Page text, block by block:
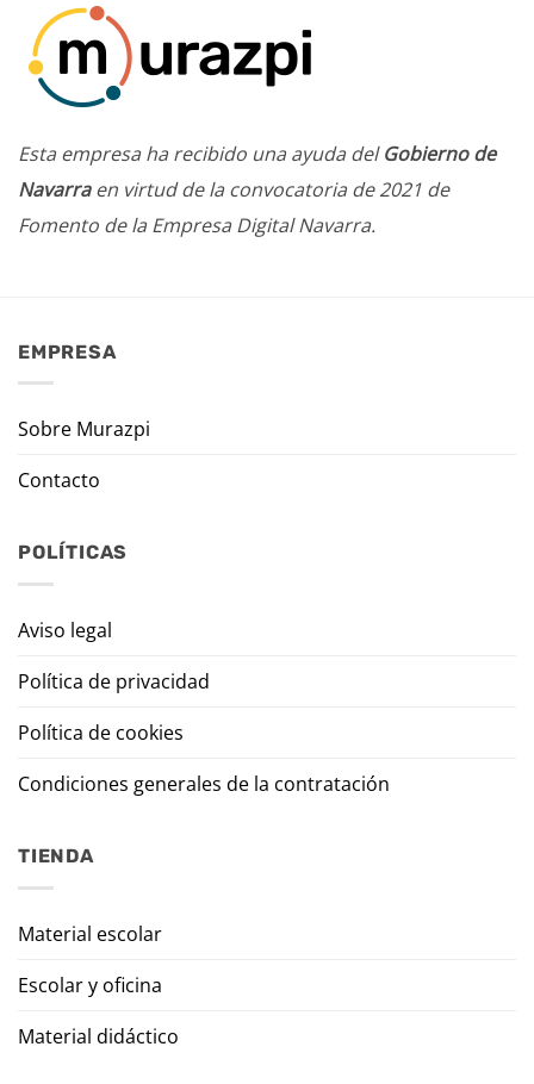
Esta empresa ha recibido una ayuda delGobierno de
Navarraen virtud de la convocatoria de 2021 de
Fomento de la Empresa Digital Navarra.
EMPRESA
Sobre Murazpi
Contacto
POLÍTICAS
Aviso legal
Política de privacidad
Política de cookies
Condiciones generales de la contratación
TIENDA
Material escolar
Escolar y oficina
Material didáctico